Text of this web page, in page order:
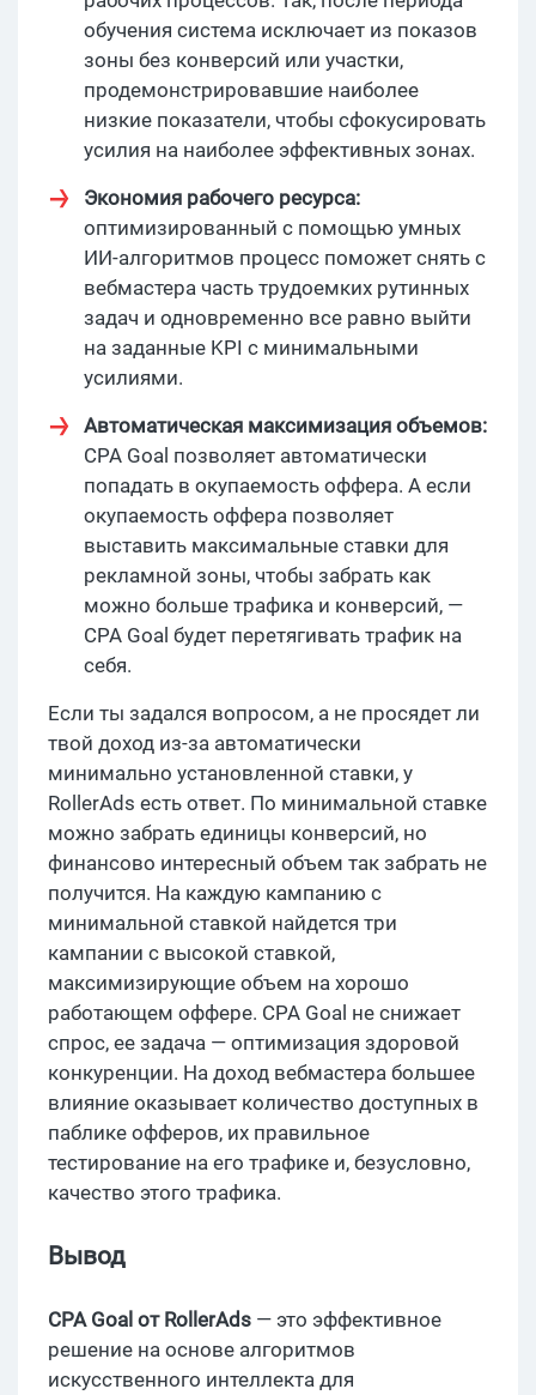
обучения система исключает из показов
зоны без конверсий или участки,
продемонстрировавшие наиболее
низкие показатели, чтобы сфокусировать
усилия на наиболее эффективных зонах.
Экономия рабочего ресурса:
оптимизированный с помощью умных
ИИ-алгоритмов процесс поможет снять с
вебмастера часть трудоемких рутинных
задач и одновременно все равно выйти
на заданные KPI с минимальными
усилиями.
Автоматическая максимизация объемов:
CPA Goal позволяет автоматически
попадать в окупаемость оффера. А если
окупаемость оффера позволяет
выставить максимальные ставки для
рекламной зоны, чтобы забрать как
можно больше трафика и конверсий, —
CPA Goal будет перетягивать трафик на
себя.
Если ты задался вопросом, а не просядет ли
твой доход из-за автоматически
минимально установленной ставки, у
RollerAds есть ответ. По минимальной ставке
можно забрать единицы конверсий, но
финансово интересный объем так забрать не
получится. На каждую кампанию с
минимальной ставкой найдется три
кампании с высокой ставкой,
максимизирующие объем на хорошо
работающем оффере. CPA Goal не снижает
спрос, ее задача — оптимизация здоровой
конкуренции. На доход вебмастера большее
влияние оказывает количество доступных в
паблике офферов, их правильное
тестирование на его трафике и, безусловно,
качество этого трафика.
Вывод
CPA Goal от RollerAds — это эффективное
решение на основе алгоритмов
искусственного интеллекта для